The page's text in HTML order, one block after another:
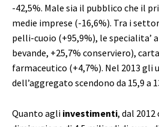
-42,5%. Male sia il pubblico che il
medie imprese (-16,6%). Tra i
pelli-cuoio (+95,9%), le specialita’
bevande, +25,7% conserviero),
farmaceutico (+4,7%). Nel 2013
dell’aggregato scendono da 15,9 a
Quanto agli investimenti, dal 2012